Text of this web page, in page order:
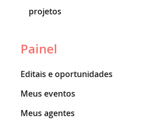
projetos
Painel
Editais e oportunidades
Meus eventos
Meus agentes